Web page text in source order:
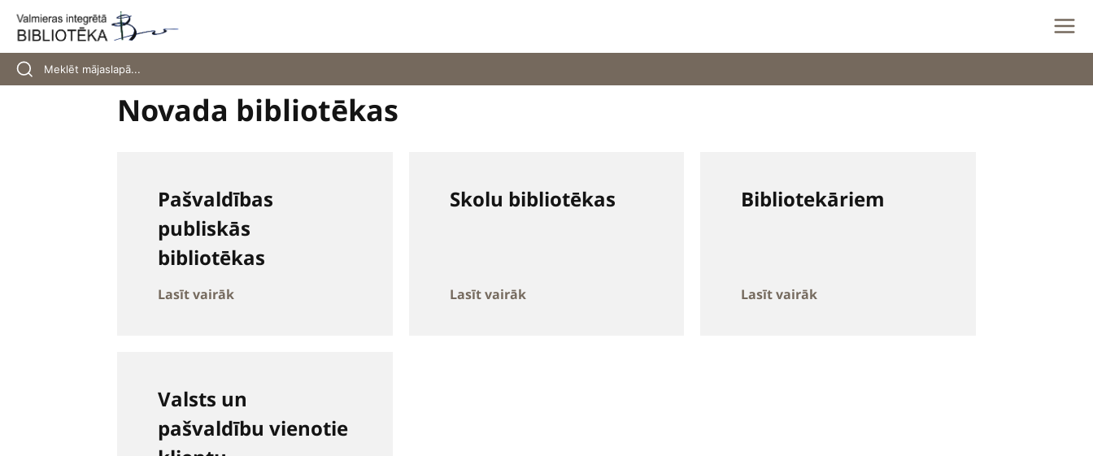
content
Novada bibliotēkas
Pašvaldības
publiskās
bibliotēkas
Lasīt vairāk
Skolu bibliotēkas
Lasīt vairāk
Bibliotekāriem
Lasīt vairāk
Valsts un
pašvaldību vienotie